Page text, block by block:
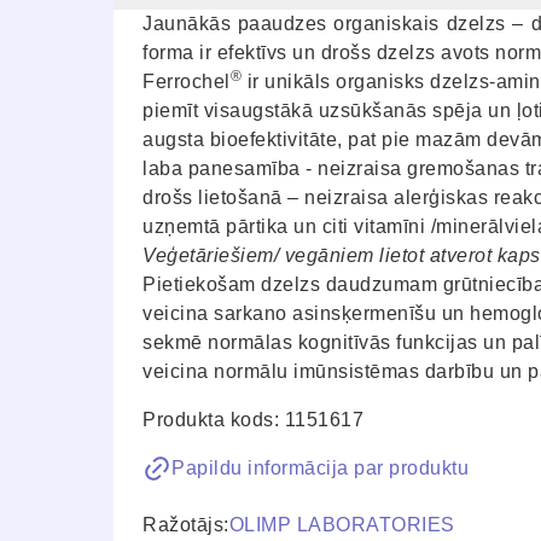
Jaunākās paaudzes organiskais dzelzs –
forma ir efektīvs un drošs dzelzs avots
Ferrochel ® ir unikāls organisks dzelzs-
piemīt visaugstākā uzsūkšanās spēja un
augsta bioefektivitāte, pat pie mazām
laba panesamība - neizraisa gremošanas
drošs lietošanā – neizraisa alerģiskas
uzņemtā pārtika un citi vitamīni /
Veģetāriešiem/ vegāniem lietot atverot
Pietiekošam dzelzs daudzumam
veicina sarkano asinsķermenīšu un
sekmē normālas kognitīvās funkcijas un
veicina normālu imūnsistēmas darbību un
Produkta kods: 1151617
Papildu informācija par produktu
Ražotājs:OLIMP LABORATORIES